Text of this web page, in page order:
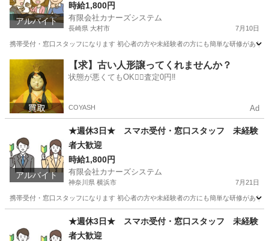
アルバイト
時給1,800円
有限会社カナーズシステム
長崎県 大村市 7月10日
携帯受付・窓口スタッフになります 初心者の方や未経験者の方にも簡単な研修があ
携帯ショップ 時給
【求】古い人形譲ってくれませんか？
状態が悪くてもOK🙆‍♀️査定0円‼️
COYASH Ad
アルバイト
★週休3日★ スマホ受付・窓口スタッフ 未経験
者大歓迎
時給1,800円
有限会社カナーズシステム
神奈川県 横浜市 7月21日
携帯受付・窓口スタッフになります 初心者の方や未経験者の方にも簡単な研修があ
携帯ショップ スタッフ
★週休3日★ スマホ受付・窓口スタッフ 未経験
者大歓迎